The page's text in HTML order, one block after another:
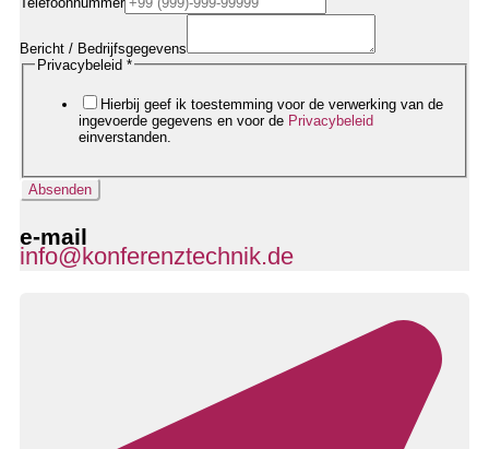
Datenschutzerklärung
Bericht / Bedrijfsgegevens
Privacybeleid *
Hierbij geef ik toestemming voor de verwerking van de
ingevoerde gegevens en voor de Privacybeleid
einverstanden.
Absenden
e-mail
info@konferenztechnik.de